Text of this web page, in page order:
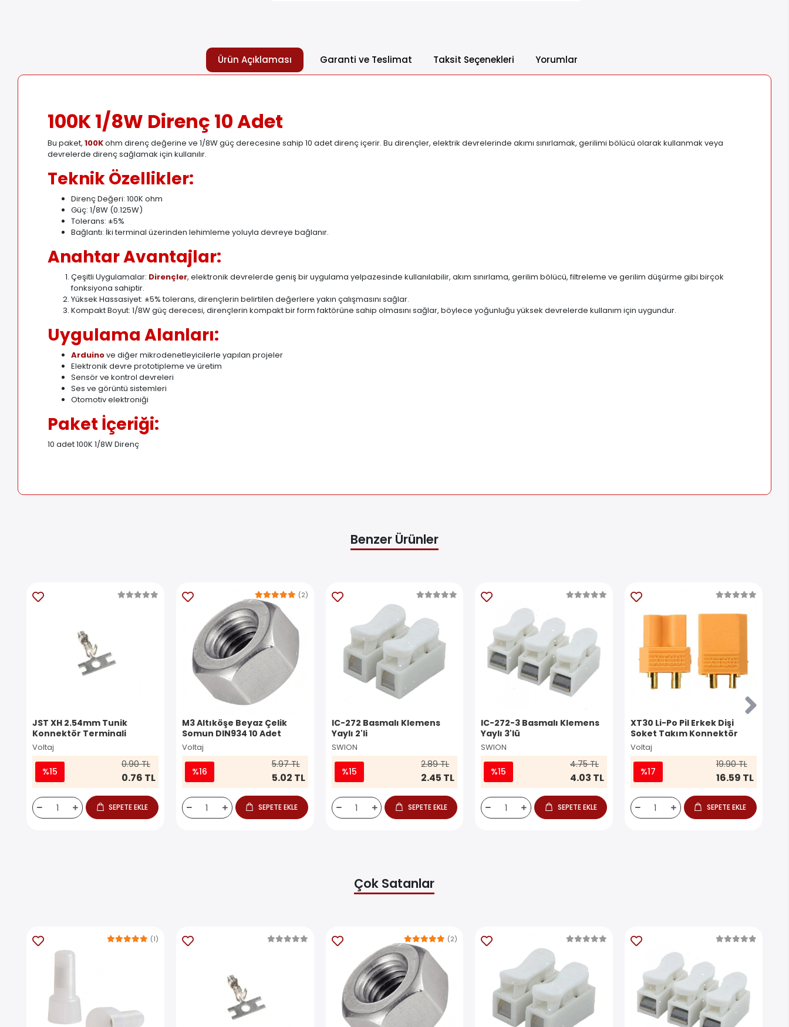
Ürün Açıklaması Garanti ve Teslimat Taksit Seçenekleri Yorumlar
100K 1/8W Direnç 10 Adet
Bu paket,100Kohm direnç değerine ve 1/8W güç derecesine sahip 10 adet direnç içerir. Bu dirençler, elektrik devrelerinde akımı sınırlamak, gerilimi bölücü olarak kullanmak veya
devrelerde direnç sağlamak için kullanılır.
Teknik Özellikler:
Direnç Değeri: 100K ohm
Güç: 1/8W (0.125W)
Tolerans: ±5%
Bağlantı: İki terminal üzerinden lehimleme yoluyla devreye bağlanır.
Anahtar Avantajlar:
Çeşitli Uygulamalar: Dirençler, elektronik devrelerde geniş bir uygulama yelpazesinde kullanılabilir, akım sınırlama, gerilim bölücü, filtreleme ve gerilim düşürme gibi birçok
fonksiyona sahiptir.
Yüksek Hassasiyet: ±5% tolerans, dirençlerin belirtilen değerlere yakın çalışmasını sağlar.
Kompakt Boyut: 1/8W güç derecesi, dirençlerin kompakt bir form faktörüne sahip olmasını sağlar, böylece yoğunluğu yüksek devrelerde kullanım için uygundur.
Uygulama Alanları:
Arduinove diğer mikrodenetleyicilerle yapılan projeler
Elektronik devre prototipleme ve üretim
Sensör ve kontrol devreleri
Ses ve görüntü sistemleri
Otomotiv elektroniği
Paket İçeriği:
10 adet 100K 1/8W Direnç
Benzer Ürünler
JST XH 2.54mm Tunik
Konnektör Terminali
Voltaj
%15
0.90 TL
0.76 TL
SEPETE EKLE
M3 Altıköşe Beyaz Çelik
Somun DIN934 10 Adet
Voltaj
(2)
%16
5.97 TL
5.02 TL
SEPETE EKLE
IC-272 Basmalı Klemens
Yaylı 2'li
SWION
%15
2.89 TL
2.45 TL
SEPETE EKLE
IC-272-3 Basmalı Klemens
Yaylı 3'lü
SWION
%15
4.75 TL
4.03 TL
SEPETE EKLE
XT30 Li-Po Pil Erkek Dişi
Soket Takım Konnektör
Voltaj
%17
19.90 TL
16.59 TL
SEPETE EKLE
Çok Satanlar
(1) (2)